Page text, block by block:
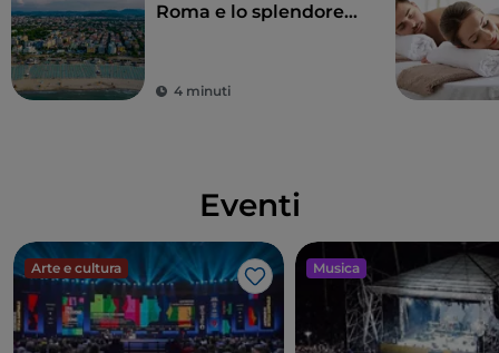
Roma e lo splendore
4 minuti
Eventi
Arte e cultura
Like
Musica